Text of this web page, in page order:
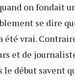
on fondait
se dire
été vrai.
et de
le début savent